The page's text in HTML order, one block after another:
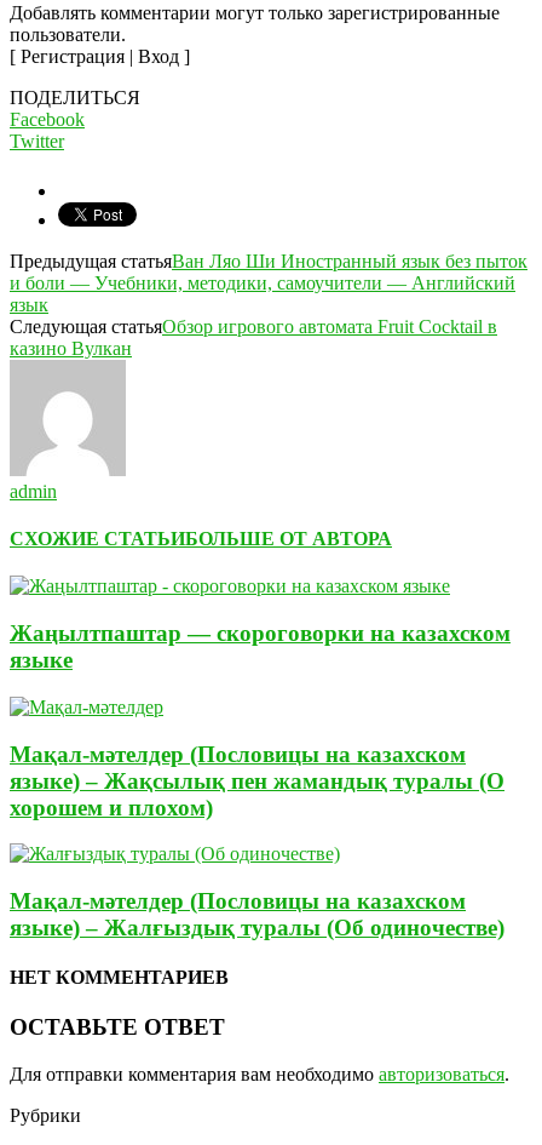
Добавлять комментарии могут только зарегистрированные
пользователи.
[ Регистрация | Вход ]
ПОДЕЛИТЬСЯ
Facebook
Twitter
Предыдущая статьяВан Ляо Ши Иностранный язык без пыток
и боли — Учебники, методики, самоучители — Английский
язык
Следующая статьяОбзор игрового автомата Fruit Cocktail в
казино Вулкан
admin
СХОЖИЕ СТАТЬИБОЛЬШЕ ОТ АВТОРА
Жаңылтпаштар — скороговорки на казахском
языке
Мақал-мәтелдер (Пословицы на казахском
языке) – Жақсылық пен жамандық туралы (О
хорошем и плохом)
Мақал-мәтелдер (Пословицы на казахском
языке) – Жалғыздық туралы (Об одиночестве)
НЕТ КОММЕНТАРИЕВ
ОСТАВЬТЕ ОТВЕТ
Для отправки комментария вам необходимо авторизоваться.
Рубрики